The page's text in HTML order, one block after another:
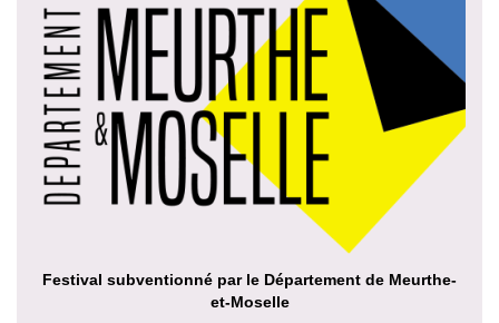
Festival subventionné par le Département de Meurthe-
et-Moselle